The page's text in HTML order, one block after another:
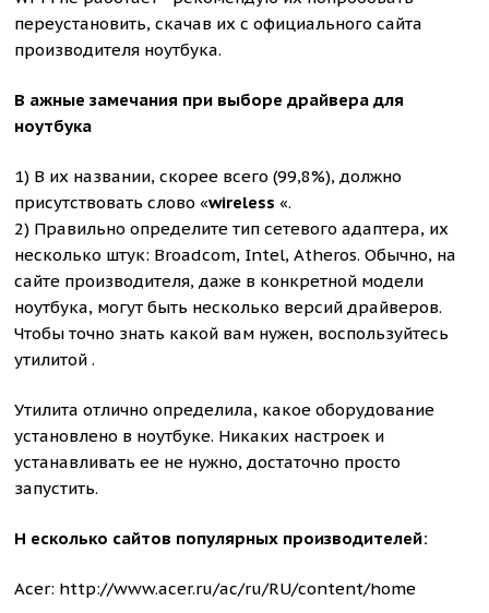
переустановить, скачав их с официального сайта
производителя ноутбука.
В ажные замечания при выборе драйвера для
ноутбука
1) В их названии, скорее всего (99,8%), должно
присутствовать слово «wireless«.
2) Правильно определите тип сетевого адаптера, их
несколько штук: Broadcom, Intel, Atheros. Обычно, на
сайте производителя, даже в конкретной модели
ноутбука, могут быть несколько версий драйверов.
Чтобы точно знать какой вам нужен, воспользуйтесь
утилитой .
Утилита отлично определила, какое оборудование
установлено в ноутбуке. Никаких настроек и
устанавливать ее не нужно, достаточно просто
запустить.
Н есколько сайтов популярных производителей:
Acer: http://www.acer.ru/ac/ru/RU/content/home